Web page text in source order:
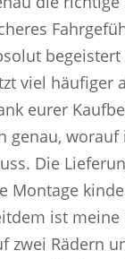
viel häufiger
eurer
genau, worauf
Die
Montage
ist meine
zwei Rädern